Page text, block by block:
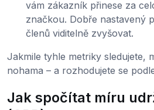
vám zákazník přinese za
značkou. Dobře nastavený
členů viditelně zvyšovat.
Jakmile tyhle metriky sledujete,
nohama – a rozhodujete se
Jak spočítat míru